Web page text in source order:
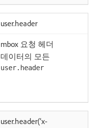
user.header
mbox 요청 헤더
데이터의 모든
user.header
user.header(‘x-